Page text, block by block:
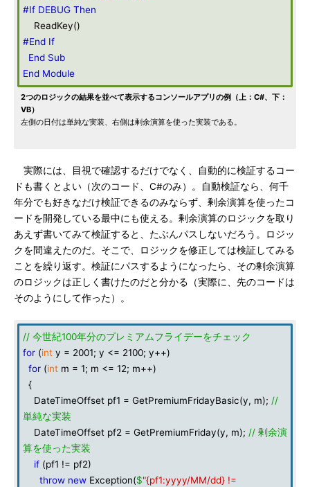
#If DEBUG Then
ReadKey()
#End If
End Sub
End Module
2つのロジックの結果を並べて表示するコンソールアプリの例（上：C#、下：
VB）
左側の日付は単純な実装、右側は剰余演算を使った実装である。
実際には、目視で確認するだけでなく、自動的に検証するコー
ドも書くとよい（次のコード、C#のみ）。自動検証なら、何千
年分でも好きなだけ検証できるのみならず、剰余演算を使ったコ
ードを開発している最中にも使える。剰余演算のロジックを取り
あえず書いてみて検証すると、たぶんパスしないだろう。ロジッ
クを間違えたのだ。そこで、ロジックを修正しては検証してみる
ことを繰り返す。検証にパスするようになったら、その剰余演算
のロジックは正しく書けたのだと分かる（実際に、先のコードは
そのようにして作った）。
// 今世紀100年分のプレミアムフライデーをチェック
for (int y = 2001; y <= 2100; y++)
for (int m = 1; m <= 12; m++)
{
DateTimeOffset pf1 = GetPremiumFridayBasic(y, m); //
単純な実装
DateTimeOffset pf2 = GetPremiumFriday(y, m); // 剰余演
算を使った実装
if (pf1 != pf2)
throw new Exception($"{pf1:yyyy/MM/dd} !=